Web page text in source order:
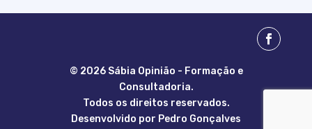
© 2026 Sábia Opinião - Formação e
Consultadoria.
Todos os direitos reservados.
Desenvolvido por Pedro Gonçalves